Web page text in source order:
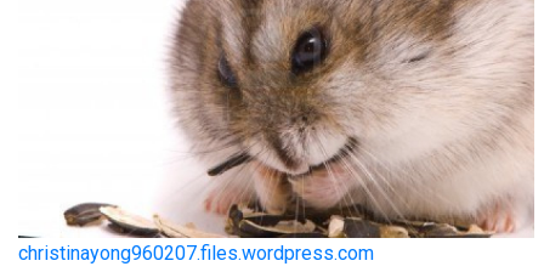
christinayong960207.files.wordpress.com